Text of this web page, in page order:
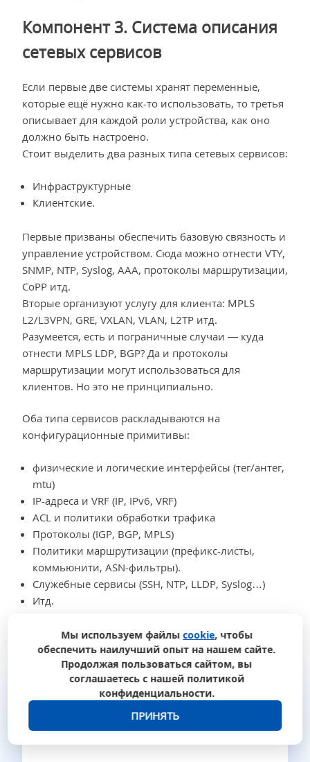
Компонент 3. Система описания
сетевых сервисов
Если первые две системы хранят переменные,
которые ещё нужно как-то использовать, то третья
описывает для каждой роли устройства, как оно
должно быть настроено.
Стоит выделить два разных типа сетевых сервисов:
Инфраструктурные
Клиентские.
Первые призваны обеспечить базовую связность и
управление устройством. Сюда можно отнести VTY,
SNMP, NTP, Syslog, AAA, протоколы маршрутизации,
CoPP итд.
Вторые организуют услугу для клиента: MPLS
L2/L3VPN, GRE, VXLAN, VLAN, L2TP итд.
Разумеется, есть и пограничные случаи — куда
отнести MPLS LDP, BGP? Да и протоколы
маршрутизации могут использоваться для
клиентов. Но это не принципиально.
Оба типа сервисов раскладываются на
конфигурационные примитивы:
физические и логические интерфейсы (тег/антег,
mtu)
IP-адреса и VRF (IP, IPv6, VRF)
ACL и политики обработки трафика
Протоколы (IGP, BGP, MPLS)
Политики маршрутизации (префикс-листы,
коммьюнити, ASN-фильтры).
Служебные сервисы (SSH, NTP, LLDP, Syslog…)
Итд.
Как именно мы это будем делать, я пока ума не
приложу. Разберёмся в отдельной статье.
Мы используем файлы cookie, чтобы
обеспечить наилучший опыт на нашем сайте.
Продолжая пользоваться сайтом, вы
соглашаетесь с нашей политикой
конфиденциальности.
ПРИНЯТЬ